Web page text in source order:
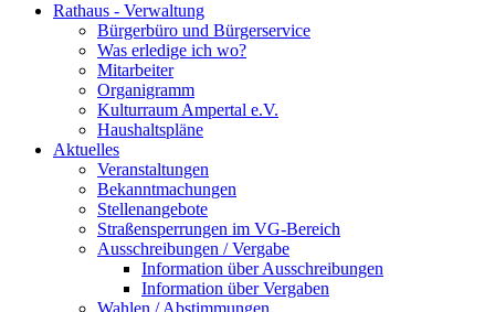
Rathaus - Verwaltung
Bürgerbüro und Bürgerservice
Was erledige ich wo?
Mitarbeiter
Organigramm
Kulturraum Ampertal e.V.
Haushaltspläne
Aktuelles
Veranstaltungen
Bekanntmachungen
Stellenangebote
Straßensperrungen im VG-Bereich
Ausschreibungen / Vergabe
Information über Ausschreibungen
Information über Vergaben
Wahlen / Abstimmungen